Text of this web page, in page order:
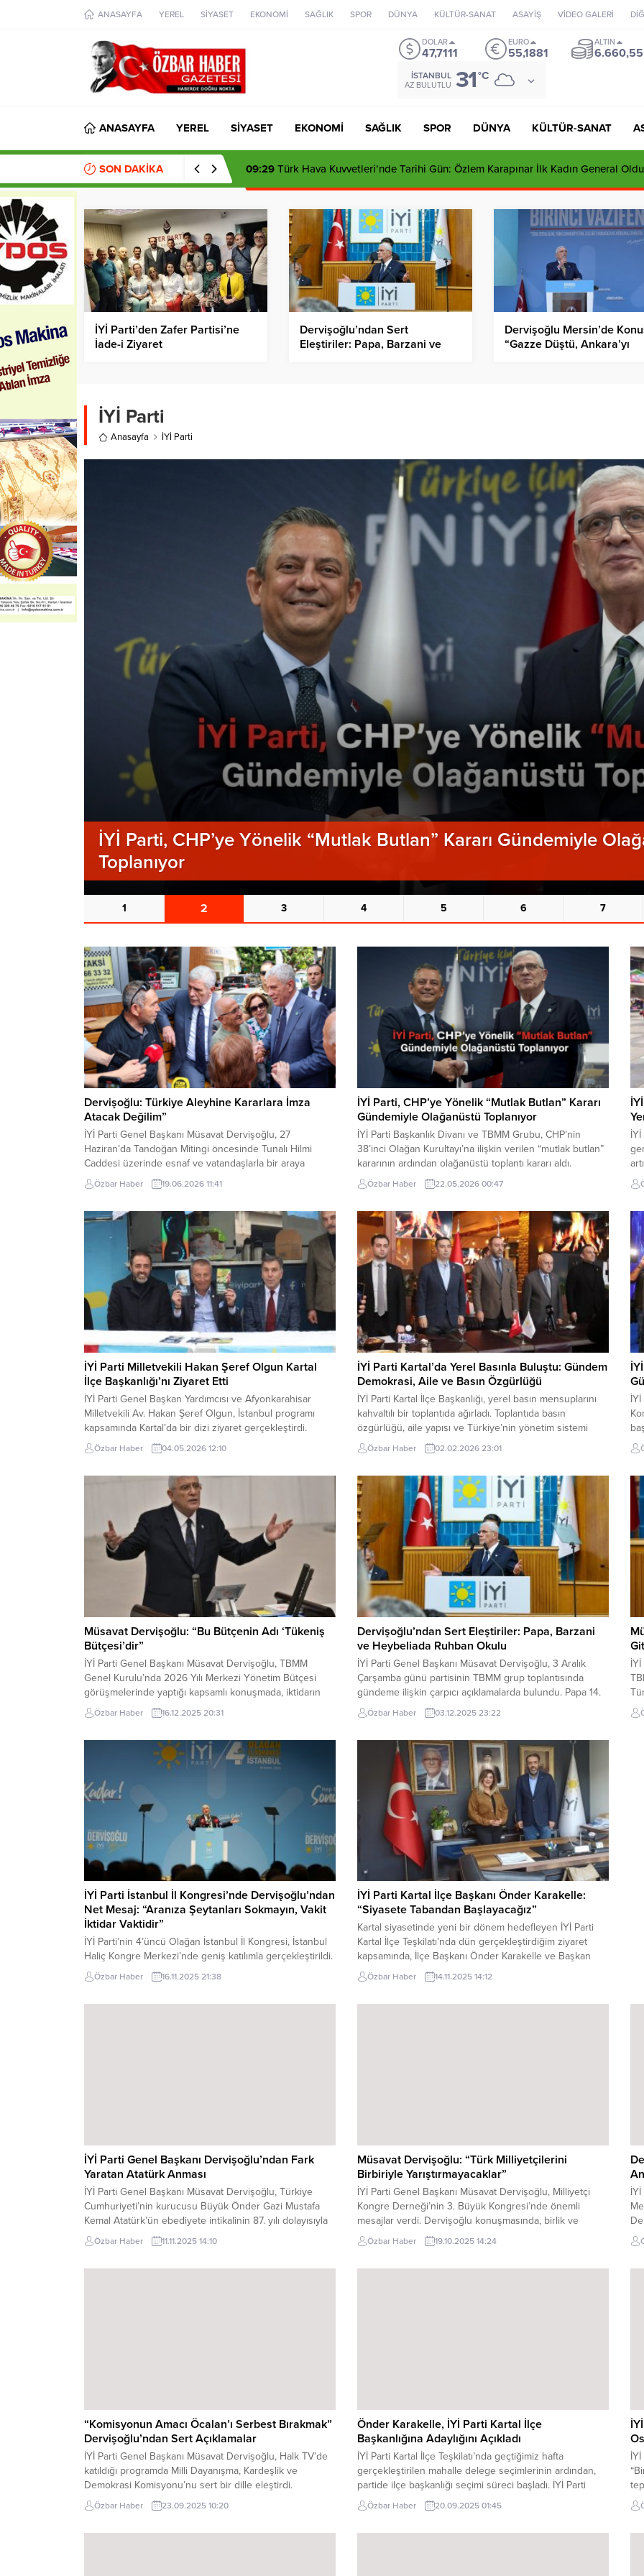
ANASAYFA YEREL SİYASET EKONOMİ SAĞLIK SPOR DÜNYA KÜLTÜR-SANAT ASAYİŞ VİDEO GALERİ
DOLAR
47,7111
EURO
55,1881
ALTIN
6.660,55
İSTANBUL
AZ BULUTLU 31°C
ANASAYFA YEREL SİYASET EKONOMİ SAĞLIK SPOR DÜNYA KÜLTÜR-SANAT
SON DAKİKA 09:29 Türk Hava Kuvvetleri’nde Tarihi Gün: Özlem Karapınar İlk Kadın General Oldu
İYİ Parti’den Zafer Partisi’ne
İade-i Ziyaret
Dervişoğlu’ndan Sert
Eleştiriler: Papa, Barzani ve
Dervişoğlu Mersin’de
“Gazze Düştü, Ankara’yı
İYİ Parti
Anasayfa İYİ Parti
İYİ Parti, CHP’ye Yönelik “Mutlak Butlan” Kararı Gündemiyle
Toplanıyor
1 2 3 4 5 6 7
Dervişoğlu: Türkiye Aleyhine Kararlara İmza
Atacak Değilim”
İYİ Parti Genel Başkanı Müsavat Dervişoğlu, 27
Haziran’da Tandoğan Mitingi öncesinde Tunalı Hilmi
Caddesi üzerinde esnaf ve vatandaşlarla bir araya
gelerek mitinge davette bulundu. Partililer ziyaret
sırasında vatandaşlara Türk bayrağı dağıttı. Vatandaşlarla
geçen Dervişoğlu, burada taksicilerin sorunlarını dinledi.
Taksi durağında çalışan bir yurttaş, ekonomik...
Özbar Haber 19.06.2026 11:41
İYİ Parti, CHP’ye Yönelik “Mutlak Butlan” Kararı
Gündemiyle Olağanüstü Toplanıyor
İYİ Parti Başkanlık Divanı ve TBMM Grubu, CHP’nin
38’inci Olağan Kurultayı’na ilişkin verilen “mutlak butlan”
kararının ardından olağanüstü toplantı kararı aldı.
Toplantının, 22 Mayıs Cuma günü saat 10.00’da Genel
Başkan Müsavat Dervişoğlu başkanlığında
yapılan açıklamada, mahkeme kararının ardından
Başkanlık Divanı ile Meclis Grubu’nun birlikte
toplanacağı...
Özbar Haber 22.05.2026 00:47
İYİ Parti Milletvekili Hakan Şeref Olgun Kartal
İlçe Başkanlığı’nı Ziyaret Etti
İYİ Parti Genel Başkan Yardımcısı ve Afyonkarahisar
Milletvekili Av. Hakan Şeref Olgun, İstanbul programı
kapsamında Kartal’da bir dizi ziyaret gerçekleştirdi.
Programına İYİ Parti Kartal İlçe Başkanlığı’nı ziyaret
ederek başlayan Olgun, İlçe Başkanı Önder Karakelle,
çalışmaları ve saha faaliyetleri üzerine
değerlendirmelerde bulunan...
Özbar Haber 04.05.2026 12:10
İYİ Parti Kartal’da Yerel Basınla Buluştu: Gündem
Demokrasi, Aile ve Basın Özgürlüğü
İYİ Parti Kartal İlçe Başkanlığı, yerel basın mensuplarını
kahvaltılı bir toplantıda ağırladı. Toplantıda basın
özgürlüğü, aile yapısı ve Türkiye’nin yönetim sistemi
üzerine dikkat çeken değerlendirmeler yapıldı. İYİ Parti
Kartal İlçe Başkanlığı tarafından bir restoranda
Yardımcısı Burak Akburak, İstanbul Milletvekili Cihan
Paçacı, İstanbul İl...
Özbar Haber 02.02.2026 23:01
Müsavat Dervişoğlu: “Bu Bütçenin Adı ‘Tükeniş
Bütçesi’dir”
İYİ Parti Genel Başkanı Müsavat Dervişoğlu, TBMM
Genel Kurulu’nda 2026 Yılı Merkezi Yönetim Bütçesi
görüşmelerinde yaptığı kapsamlı konuşmada, iktidarın
ekonomi politikalarını, bütçe önceliklerini, savunma
harcamalarını ve “Terörsüz Türkiye” adıyla yürütülen
kalkınma planı değil; vicdanını kaybetmiş bir düzenin
belgesidir” dedi. Sözlerine sabah saatlerinde...
Özbar Haber 16.12.2025 20:31
Dervişoğlu’ndan Sert Eleştiriler: Papa, Barzani
ve Heybeliada Ruhban Okulu
İYİ Parti Genel Başkanı Müsavat Dervişoğlu, 3 Aralık
Çarşamba günü partisinin TBMM grup toplantısında
gündeme ilişkin çarpıcı açıklamalarda bulundu. Papa 14.
Leo’nun Türkiye ziyaretiyle başlayan konuşmasında,
iktidarın “yerli ve milli” söylemleri ile eylemleri arasındaki
‘Vatikan yanlısı, dış güçlerin maşası, din düşmanı’ diye
yaftalayanlar, Papa’yı...
Özbar Haber 03.12.2025 23:22
İYİ Parti İstanbul İl Kongresi’nde Dervişoğlu’ndan
Net Mesaj: “Aranıza Şeytanları Sokmayın, Vakit
İktidar Vaktidir”
İYİ Parti’nin 4’üncü Olağan İstanbul İl Kongresi, İstanbul
Haliç Kongre Merkezi’nde geniş katılımla gerçekleştirildi.
Saygı duruşu ve İstiklal Marşı’nın ardından başlayan
kongrede Genel Başkan Müsavat Dervişoğlu’nun
Özbar Haber 16.11.2025 21:38
İYİ Parti Kartal İlçe Başkanı Önder Karakelle:
“Siyasete Tabandan Başlayacağız”
Kartal siyasetinde yeni bir dönem hedefleyen İYİ Parti
Kartal İlçe Teşkilatı’nda dün gerçekleştirdiğim ziyaret
kapsamında, İlçe Başkanı Önder Karakelle ve Başkan
Yardımcısı Neriman Taş Özdemir ile bir araya geldim.
Görüşmede hem Kartal’ın yerel gündemi hem de ülke
Özbar Haber 14.11.2025 14:12
İYİ Parti Genel Başkanı Dervişoğlu’ndan Fark
Yaratan Atatürk Anması
İYİ Parti Genel Başkanı Müsavat Dervişoğlu, Türkiye
Cumhuriyeti’nin kurucusu Büyük Önder Gazi Mustafa
Kemal Atatürk’ün ebediyete intikalinin 87. yılı dolayısıyla
düzenlenen Mevlid-i Şerif programına katıldı. Hacı
Bayram-ı Veli Camisi’nde ikindi vakti gerçekleştirilen
Özbar Haber 11.11.2025 14:10
Müsavat Dervişoğlu: “Türk Milliyetçilerini
Birbiriyle Yarıştırmayacaklar”
İYİ Parti Genel Başkanı Müsavat Dervişoğlu, Milliyetçi
Kongre Derneği’nin 3. Büyük Kongresi’nde önemli
mesajlar verdi. Dervişoğlu konuşmasında, birlik ve
dayanışmanın önemine vurgu yaparak, “Gelin geleceği
beraber inşa edelim. Sorumluluklarımızı, çabalarımızı,
Özbar Haber 19.10.2025 14:24
“Komisyonun Amacı Öcalan’ı Serbest Bırakmak”
Dervişoğlu’ndan Sert Açıklamalar
İYİ Parti Genel Başkanı Müsavat Dervişoğlu, Halk TV’de
katıldığı programda Milli Dayanışma, Kardeşlik ve
Demokrasi Komisyonu’nu sert bir dille eleştirdi.
Dervişoğlu, komisyonun asıl amacının sorun çözmek
değil, Abdullah Öcalan’ın serbest bırakılması olduğunu
Özbar Haber 23.09.2025 10:20
Önder Karakelle, İYİ Parti Kartal İlçe
Başkanlığına Adaylığını Açıkladı
İYİ Parti Kartal İlçe Teşkilatı’nda geçtiğimiz hafta
gerçekleştirilen mahalle delege seçimlerinin ardından,
partide ilçe başkanlığı seçimi süreci başladı. İYİ Parti
Kartal İlçe Başkan Adayı Önder Karakelle, yaptığı yazılı
açıklama ile adaylığını ilan etti. Karakelle açıklamasında şu
Özbar Haber 20.09.2025 01:45